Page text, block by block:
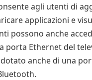
agli utenti di
applicazioni e
possono anche
porta Ethernet del
anche di una